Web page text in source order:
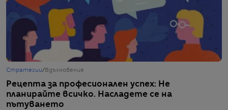
Стратегии/Вдъхновение
Рецепта за професионален успех: Не
планирайте всичко. Насладете се на
пътуването